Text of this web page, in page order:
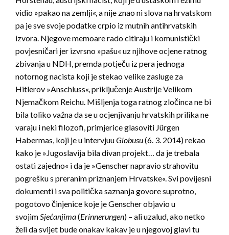
vidio »pakao na zemlji«, a nije znao ni slova na hrvatskom
pa je sve svoje podatke crpio iz mutnih antihrvatskih
izvora. Njegove memoare rado citiraju i komunistički
povjesničari jer izvrsno »pašu« uz njihove ocjene ratnog
zbivanja u NDH, premda potječu iz pera jednoga
notornog nacista koji je stekao velike zasluge za
Hitlerov »Anschluss«, priključenje Austrije Velikom
Njemačkom Reichu. Mišljenja toga ratnog zločinca ne bi
bila toliko važna da se u ocjenjivanju hrvatskih prilika ne
varaju i neki filozofi, primjerice glasoviti Jürgen
Habermas, koji je u intervjuuGlobusu(6. 3. 2014) rekao
kako je »Jugoslavija bila divan projekt… da je trebala
ostati zajedno« i da je »Genscher napravio strahovitu
pogrešku s preranim priznanjem Hrvatske«. Svi povijesni
dokumenti i sva politička saznanja govore suprotno,
pogotovo činjenice koje je Genscher objavio u
svojimSjećanjima(Erinnerungen) – ali uzalud, ako netko
želi da svijet bude onakav kakav je u njegovoj glavi tu